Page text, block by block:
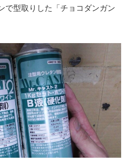
で型取りした「チョコダンガン